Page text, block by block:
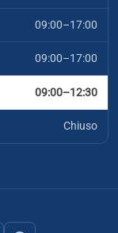
09:00–17:00
09:00–17:00
09:00–12:30
Chiuso